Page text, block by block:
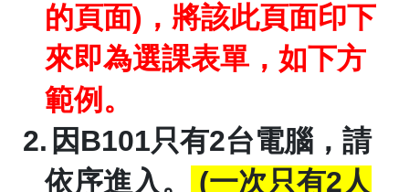
的頁面) ，將該此頁面印下
來即為選課表單，如下方
範例。
2. 因B101只有2台電腦，請
依序進入。
(一次只有2人